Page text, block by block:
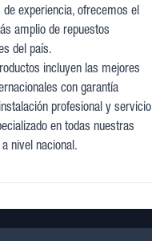
de experiencia, ofrecemos el
amplio de repuestos
del país.
incluyen las mejores
con garantía
profesional y servicio
en todas nuestras
nivel nacional.